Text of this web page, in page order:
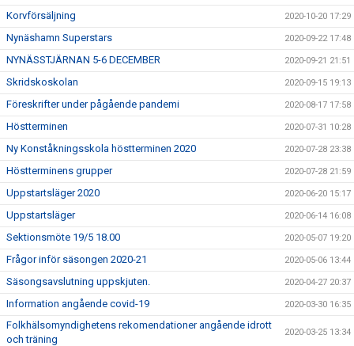
Korvförsäljning 2020-10-20 17:29
Nynäshamn Superstars 2020-09-22 17:48
NYNÄSSTJÄRNAN 5-6 DECEMBER 2020-09-21 21:51
Skridskoskolan 2020-09-15 19:13
Föreskrifter under pågående pandemi 2020-08-17 17:58
Höstterminen 2020-07-31 10:28
Ny Konståkningsskola höstterminen 2020 2020-07-28 23:38
Höstterminens grupper 2020-07-28 21:59
Uppstartsläger 2020 2020-06-20 15:17
Uppstartsläger 2020-06-14 16:08
Sektionsmöte 19/5 18.00 2020-05-07 19:20
Frågor inför säsongen 2020-21 2020-05-06 13:44
Säsongsavslutning uppskjuten. 2020-04-27 20:37
Information angående covid-19 2020-03-30 16:35
Folkhälsomyndighetens rekomendationer angående idrott
och träning
2020-03-25 13:34